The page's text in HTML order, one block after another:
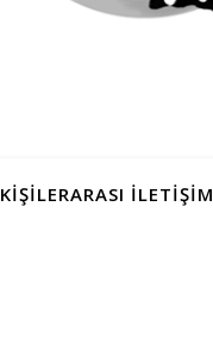
KIŞILERARASI İLETIŞIM